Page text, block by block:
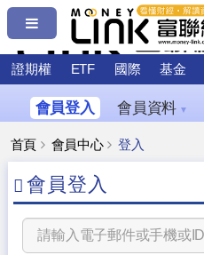
證期權 ETF 國際 基金
會員登入 會員資料 ▼
首頁 會員中心 登入
會員登入